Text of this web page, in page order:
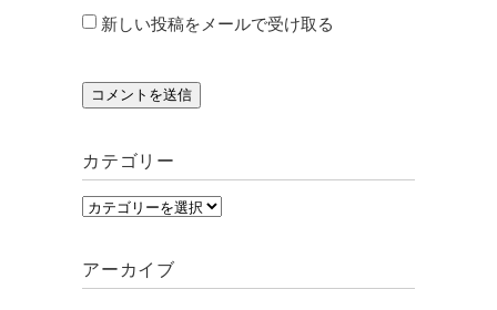
新しい投稿をメールで受け取る
カテゴリー
カ
ゴ
リ
アーカイブ